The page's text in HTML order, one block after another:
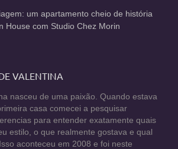
um apartamento cheio de história
House com Studio Chez Morin
VALENTINA
nasceu de uma paixão. Quando estava
casa comecei a pesquisar
para entender exatamente quais
estilo, o que realmente gostava e qual
aconteceu em 2008 e foi neste